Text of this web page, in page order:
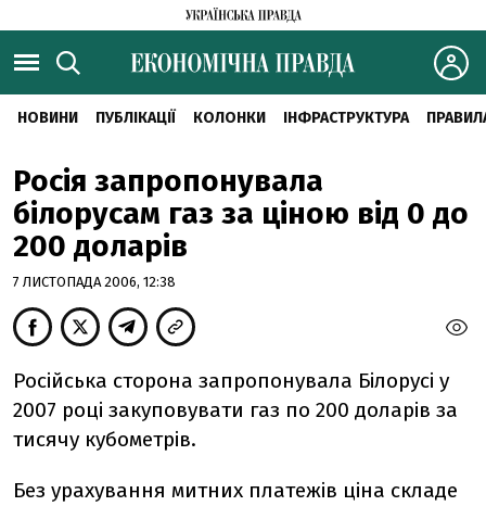
НОВИНИ ПУБЛІКАЦІЇ КОЛОНКИ ІНФРАСТРУКТУРА
Росія запропонувала
білорусам газ за ціною від 0 до
200 доларів
7 ЛИСТОПАДА 2006, 12:38
Російська сторона запропонувала Білорусі у
2007 році закуповувати газ по 200 доларів за
тисячу кубометрів.
Без урахування митних платежів ціна складе